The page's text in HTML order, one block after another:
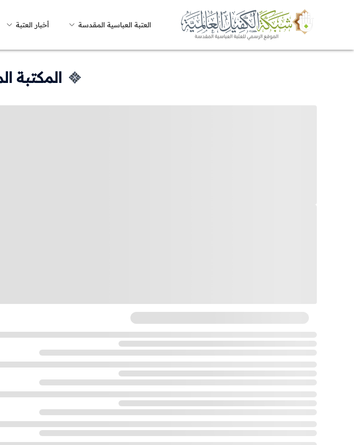
العتبة العباسية المقدسة أخبار العتبة
المكتبة